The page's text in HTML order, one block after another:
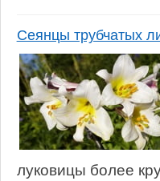
Сеянцы трубчатых
луковицы более